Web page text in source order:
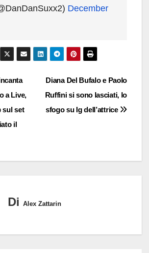
December
Diana Del Bufalo e Paolo
Ruffini si sono lasciati, lo
sfogo su Ig dell’attrice
a Live,
sul set
il
Di Alex Zattarin